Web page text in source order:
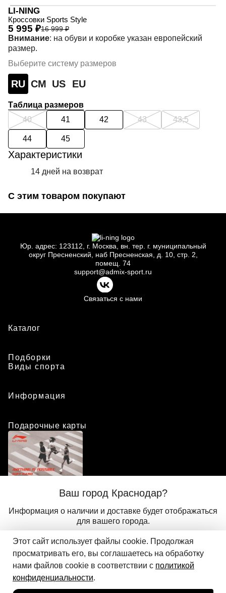
Ваш город Краснодар?
Информация о наличии и доставке будет отображаться
для вашего города.
LI-NING
Кроссовки Sports Style
16 999 ₽
5 995 ₽
Внимание: на обуви и коробке указан европейский
размер.
Выберите систему размеров
RU СМ US EU
Таблица размеров
40
41 42 43 43,5
44 45
Добавить в корзину
Характеристики
14 дней на возврат
С этим товаром покупают
Юр. адрес: 123112, г. Москва, вн. тер. г. муниципальный
округ Пресненский, наб Пресненская, д. 10, стр. 2,
помещ. 74
support@admix-sport.ru
Связаться с нами
Каталог
Подборки
Виды спорта
Информация
Подарочные карты
Положение о программе лояльности
Присоединиться
© 2024 ООО «АДМИКС СПОРТ», официальный дистрибьютор
Li-Ning в России
Этот сайт использует файлы cookie. Продолжая
просматривать его, вы соглашаетесь на обработку
нами файлов cookie в соответствии с политикой
конфиденциальности.